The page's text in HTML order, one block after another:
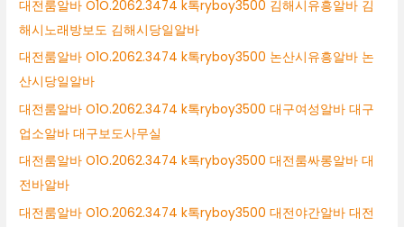
대전룸알바 O1O.2062.3474 k톡ryboy3500 김해시유흥알바 김
해시노래방보도 김해시당일알바
대전룸알바 O1O.2062.3474 k톡ryboy3500 논산시유흥알바 논
산시당일알바
대전룸알바 O1O.2062.3474 k톡ryboy3500 대구여성알바 대구
업소알바 대구보도사무실
대전룸알바 O1O.2062.3474 k톡ryboy3500 대전룸싸롱알바 대
전바알바
대전룸알바 O1O.2062.3474 k톡ryboy3500 대전야간알바 대전